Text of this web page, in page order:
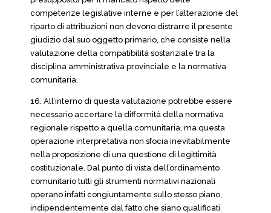
competenze legislative interne e per l’alterazione del
riparto di attribuzioni non devono distrarre il presente
giudizio dal suo oggetto primario, che consiste nella
valutazione della compatibilità sostanziale tra la
disciplina amministrativa provinciale e la normativa
comunitaria.
16. All’interno di questa valutazione potrebbe essere
necessario accertare la difformità della normativa
regionale rispetto a quella comunitaria, ma questa
operazione interpretativa non sfocia inevitabilmente
nella proposizione di una questione di legittimità
costituzionale. Dal punto di vista dell’ordinamento
comunitario tutti gli strumenti normativi nazionali
operano infatti congiuntamente sullo stesso piano,
indipendentemente dal fatto che siano qualificati